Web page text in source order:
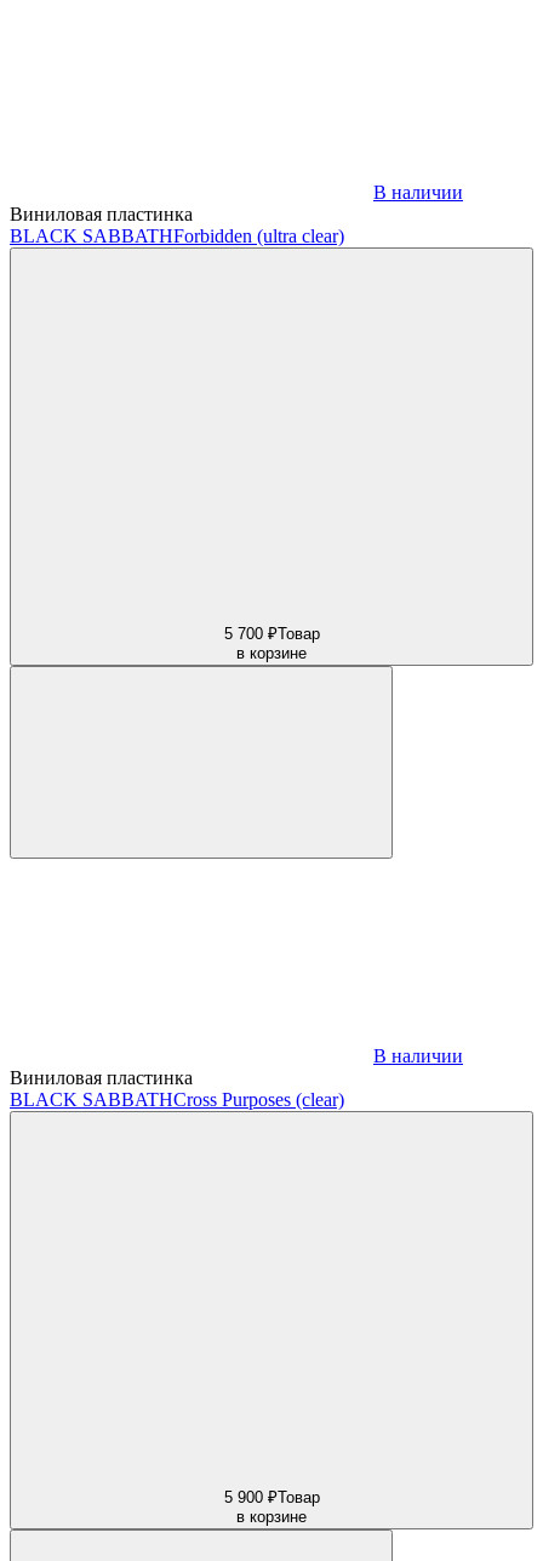
В наличии
Виниловая пластинка
BLACK SABBATHForbidden (ultra clear)
5 700 ₽Товар
в корзине
В наличии
Виниловая пластинка
BLACK SABBATHCross Purposes (clear)
5 900 ₽Товар
в корзине